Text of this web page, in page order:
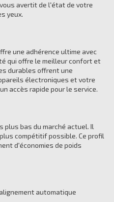
avertit de l'état de votre
yeux.
une adhérence ultime avec
qui offre le meilleur confort et
durables offrent une
électroniques et votre
accès rapide pour le service.
plus bas du marché actuel. Il
compétitif possible. Ce profil
d'économies de poids
automatique